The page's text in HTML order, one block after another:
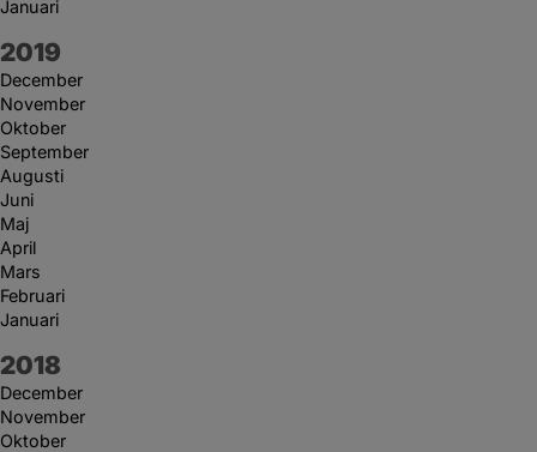
Januari
År:
2019
December
November
Oktober
September
Augusti
Juni
Maj
April
Mars
Februari
Januari
År:
2018
December
November
Oktober